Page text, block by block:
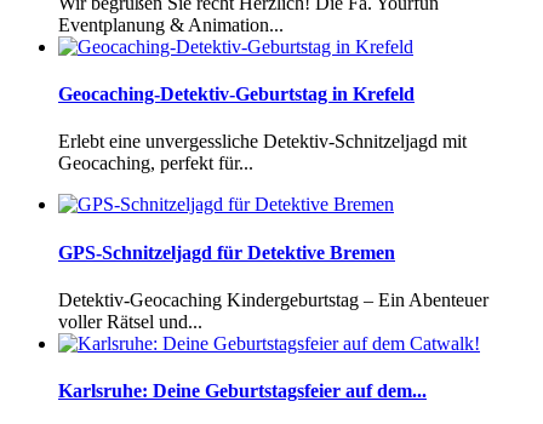
Eventplanung & Animation...
Geocaching-Detektiv-Geburtstag in Krefeld
Erlebt eine unvergessliche Detektiv-Schnitzeljagd mit
Geocaching, perfekt für...
GPS-Schnitzeljagd für Detektive Bremen
Detektiv-Geocaching Kindergeburtstag – Ein Abenteuer
voller Rätsel und...
Karlsruhe: Deine Geburtstagsfeier auf dem...